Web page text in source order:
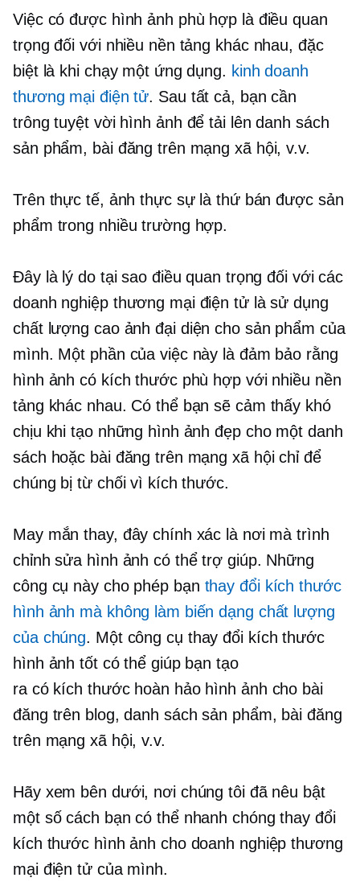
Việc có được hình ảnh phù hợp là điều quan
trọng đối với nhiều nền tảng khác nhau, đặc
biệt là khi chạy một ứng dụng. kinh doanh
thương mại điện tử. Sau tất cả, bạn cần
trông tuyệt vờihình ảnh để tải lên danh sách
sản phẩm, bài đăng trên mạng xã hội, v.v.
Trên thực tế, ảnh thực sự là thứ bán được sản
phẩm trong nhiều trường hợp.
Đây là lý do tại sao điều quan trọng đối với các
doanh nghiệp thương mại điện tử là sử dụng
chất lượng caoảnh đại diện cho sản phẩm của
mình. Một phần của việc này là đảm bảo rằng
hình ảnh có kích thước phù hợp với nhiều nền
tảng khác nhau. Có thể bạn sẽ cảm thấy khó
chịu khi tạo những hình ảnh đẹp cho một danh
sách hoặc bài đăng trên mạng xã hội chỉ để
chúng bị từ chối vì kích thước.
May mắn thay, đây chính xác là nơi mà trình
chỉnh sửa hình ảnh có thể trợ giúp. Những
công cụ này cho phép bạn thay đổi kích thước
hình ảnh mà không làm biến dạng chất lượng
của chúng. Một công cụ thay đổi kích thước
hình ảnh tốt có thể giúp bạn tạo
ra có kích thước hoàn hảohình ảnh cho bài
đăng trên blog, danh sách sản phẩm, bài đăng
trên mạng xã hội, v.v.
Hãy xem bên dưới, nơi chúng tôi đã nêu bật
một số cách bạn có thể nhanh chóng thay đổi
kích thước hình ảnh cho doanh nghiệp thương
mại điện tử của mình.